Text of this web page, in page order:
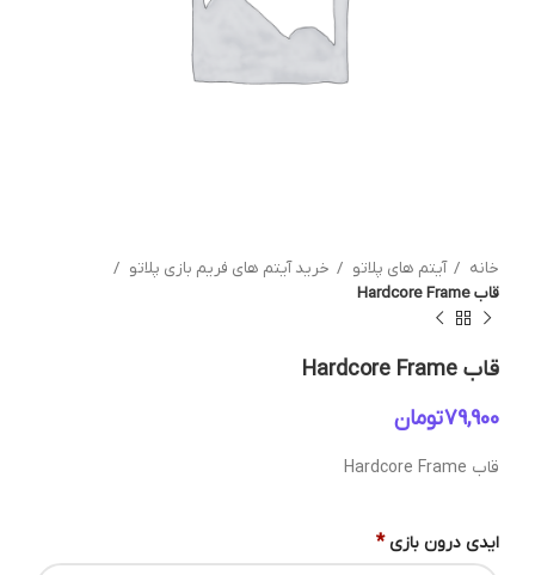
خانه آیتم های پلاتو
خرید آیتم های فریم بازی پلاتو
قاب Hardcore Frame
قاب Hardcore Frame
تومان
قاب Hardcore Frame
ایدی درون بازی *